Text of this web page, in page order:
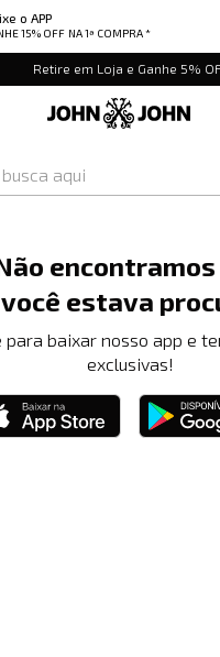
o APP
15% OFF NA 1ª COMPRA *
Retire em Loja e Ganhe 5%
estava
para baixar nosso app e
exclusivas!